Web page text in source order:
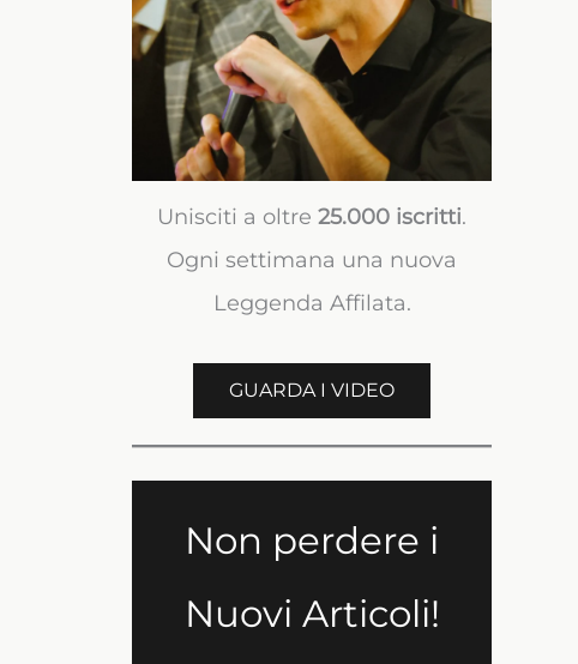
Unisciti a oltre 25.000 iscritti.
Ogni settimana una nuova
Leggenda Affilata.
GUARDA I VIDEO
Non perdere i
Nuovi Articoli!